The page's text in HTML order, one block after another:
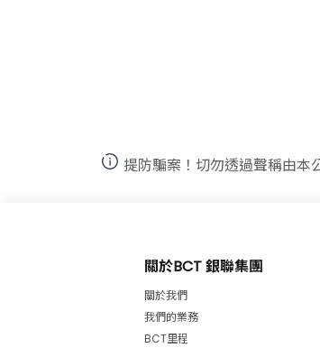
提防騙案！切勿透過聲稱由本
關於BCT 銀聯集團
關於我們
我們的業務
BCT里程